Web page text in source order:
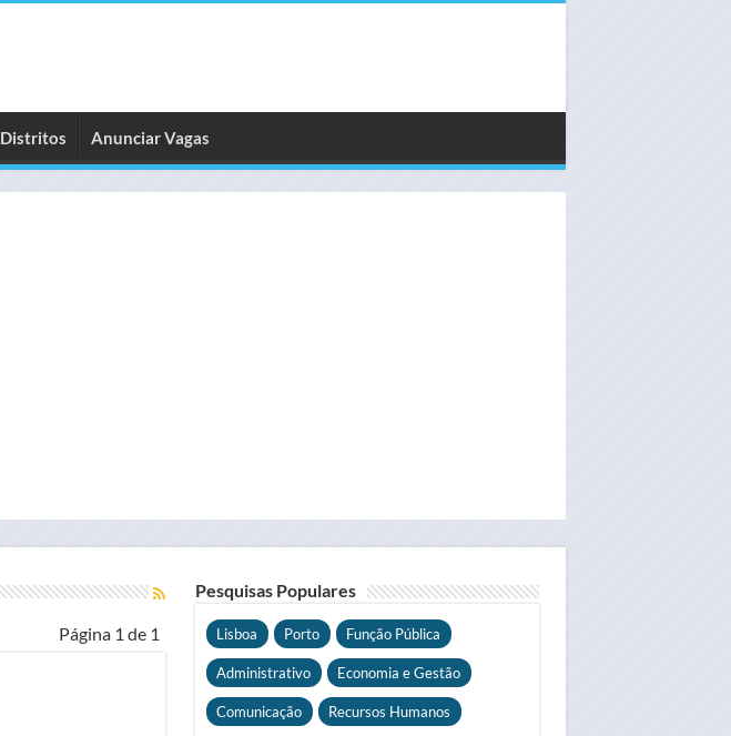
Distritos Anunciar Vagas
Página 1 de 1
Pesquisas Populares
Lisboa Porto Função Pública
Administrativo Economia e Gestão
Comunicação Recursos Humanos